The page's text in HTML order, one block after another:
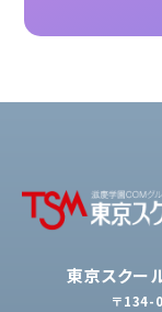
東京スクー
〒134-